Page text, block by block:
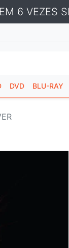
6 VEZES
DVD BLU-RAY